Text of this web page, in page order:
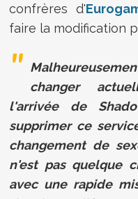
confrères d'
faire la modification
changer
l'arrivée de
supprimer ce
changement de
n'est pas quelque
avec une rapide